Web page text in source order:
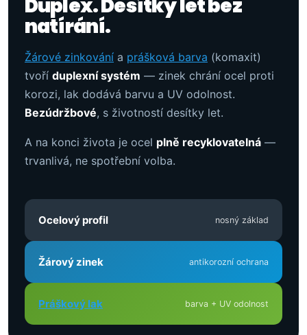
Duplex. Desítky let bez
natírání.
Žárové zinkování a prášková barva (komaxit)
tvoří duplexní systém — zinek chrání ocel proti
korozi, lak dodává barvu a UV odolnost.
Bezúdržbové, s životností desítky let.
A na konci života je ocel plně recyklovatelná —
trvanlivá, ne spotřební volba.
Ocelový profil nosný základ
Žárový zinek antikorozní ochrana
Práškový lak barva + UV odolnost